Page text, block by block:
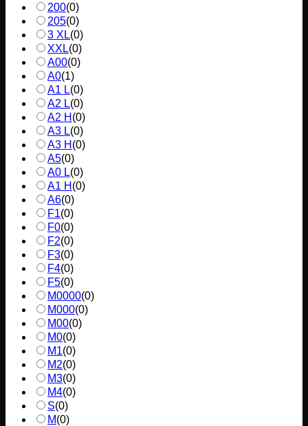
200(0)
205(0)
3 XL(0)
XXL(0)
A00(0)
A0(1)
A1 L(0)
A2 L(0)
A2 H (0)
A3 L(0)
A3 H (0)
A5(0)
A0 L(0)
A1 H (0)
A6(0)
F1(0)
F0(0)
F2(0)
F3(0)
F4(0)
F5(0)
M0000(0)
M000(0)
M00(0)
M0(0)
M1(0)
M2(0)
M3(0)
M4(0)
S(0)
M(0)